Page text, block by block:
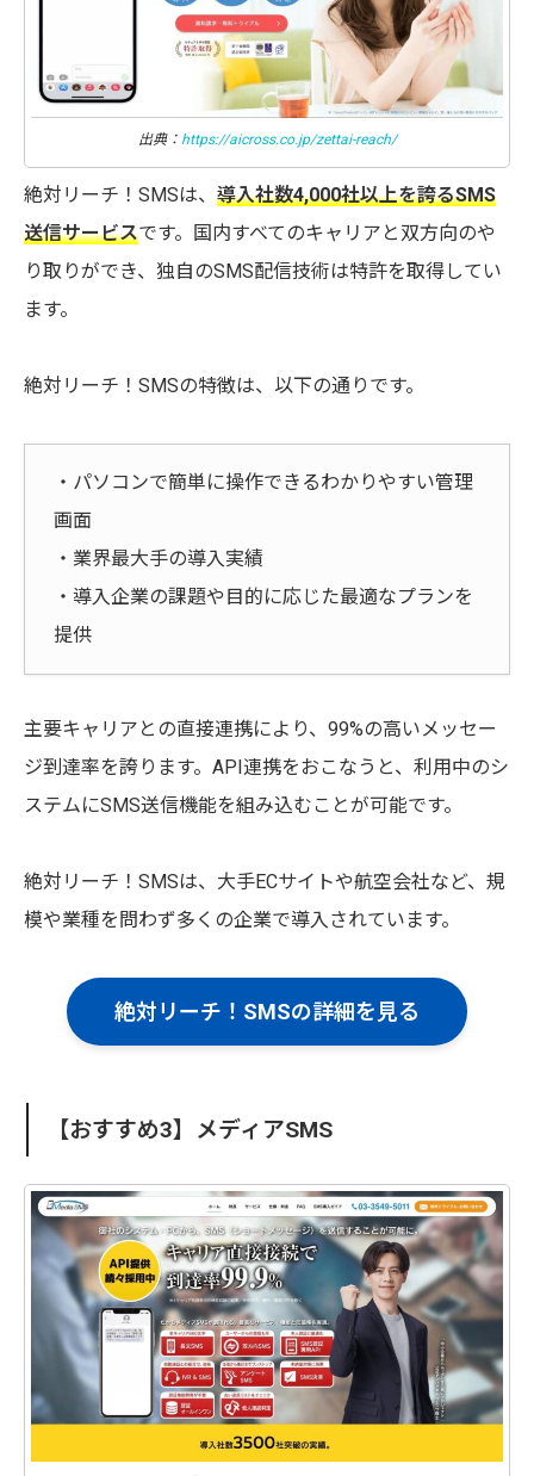
出典： https://aicross.co.jp/zettai-reach/
絶対リーチ！SMSは、 導入社数4,000社以上を誇るSMS
送信サービスです。国内すべてのキャリアと双方向のや
り取りができ、独自のSMS配信技術は特許を取得してい
ます。
絶対リーチ！SMSの特徴は、以下の通りです。
・パソコンで簡単に操作できるわかりやすい管理
画面
・業界最大手の導入実績
・導入企業の課題や目的に応じた最適なプランを
提供
主要キャリアとの直接連携により、99%の高いメッセー
ジ到達率を誇ります。API連携をおこなうと、利用中のシ
ステムにSMS送信機能を組み込むことが可能です。
絶対リーチ！SMSは、大手ECサイトや航空会社など、規
模や業種を問わず多くの企業で導入されています。
絶対リーチ！SMSの詳細を見る
【おすすめ3】メディアSMS